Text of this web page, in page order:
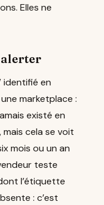
Elles ne
alerter
identifié en
marketplace :
existé en
mais cela se voit
mois ou un an
teste
l’étiquette
: c’est